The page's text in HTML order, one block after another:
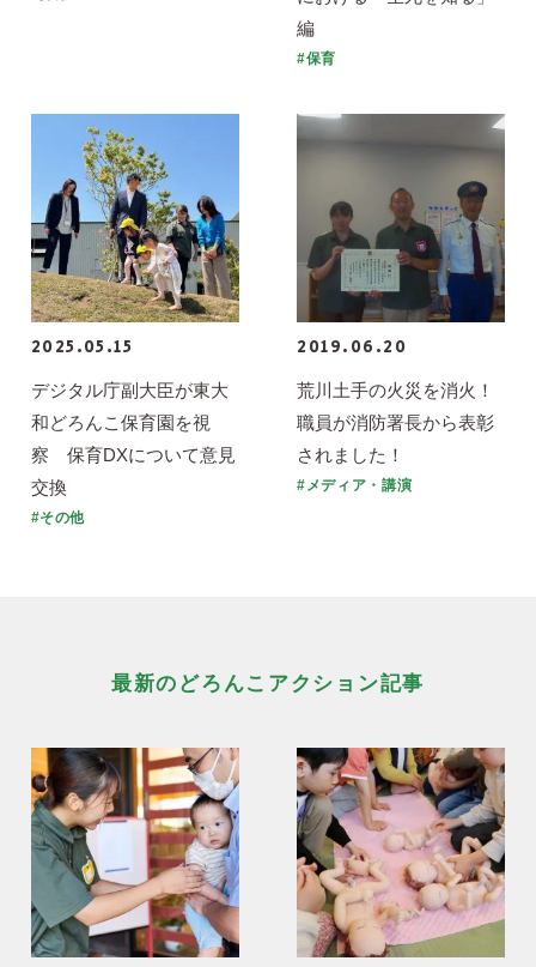
編
#保育
2025.05.15
デジタル庁副大臣が東大
和どろんこ保育園を視
察 保育DXについて意見
交換
#その他
2019.06.20
荒川土手の火災を消火！
職員が消防署長から表彰
されました！
#メディア・講演
最新のどろんこアクション記事